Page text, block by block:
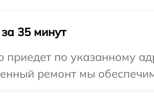
35 минут
по указанному
ремонт мы